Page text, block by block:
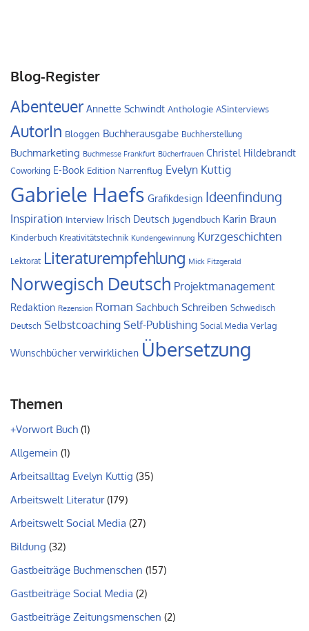
Blog-Register
Abenteuer Annette Schwindt Anthologie ASinterviews
AutorIn Bloggen Buchherausgabe Buchherstellung
Buchmarketing Buchmesse Frankfurt Bücherfrauen Christel Hildebrandt
Coworking E-Book Edition Narrenflug Evelyn Kuttig
Gabriele Haefs Grafikdesign Ideenfindung
Inspiration Interview Irisch Deutsch Jugendbuch Karin Braun
Kinderbuch Kreativitätstechnik Kundengewinnung Kurzgeschichten
Lektorat Literaturempfehlung Mick Fitzgerald
Norwegisch Deutsch Projektmanagement
Redaktion Rezension Roman Sachbuch Schreiben Schwedisch
Deutsch Selbstcoaching Self-Publishing Social Media Verlag
Wunschbücher verwirklichen Übersetzung
Themen
+Vorwort Buch (1)
Allgemein (1)
Arbeitsalltag Evelyn Kuttig (35)
Arbeitswelt Literatur(179)
Arbeitswelt Social Media (27)
Bildung (32)
Gastbeiträge Buchmenschen (157)
Gastbeiträge Social Media (2)
Gastbeiträge Zeitungsmenschen (2)